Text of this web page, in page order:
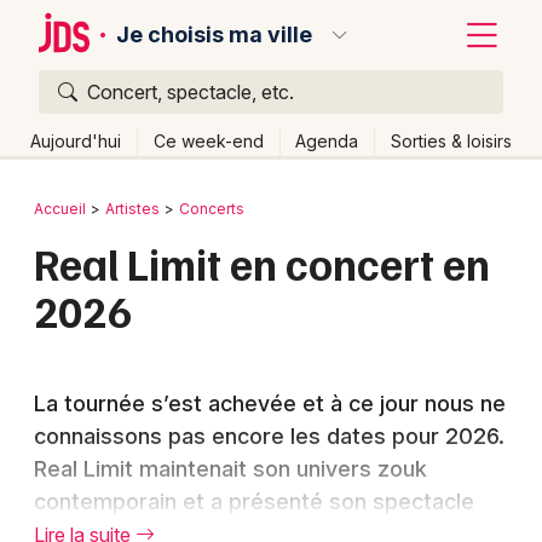
Je choisis ma ville
Concert, spectacle, etc.
Aujourd'hui Ce week-end Agenda Sorties & loisirs
Publier un événement
Activité & Expérience
Manifestations
Foires & salons
Bordeaux
Colmar
Lyon
Mulhouse
Retour
Accueil Artistes Concerts
Real Limit en concert en
2026
La tournée s’est achevée et à ce jour nous ne
connaissons pas encore les dates pour 2026.
Real Limit maintenait son univers zouk
contemporain et a présenté son spectacle
dans plusieurs villes françaises.
Lire la suite
Quoi ?
Où ?
Quand ?
Aujourd'hui